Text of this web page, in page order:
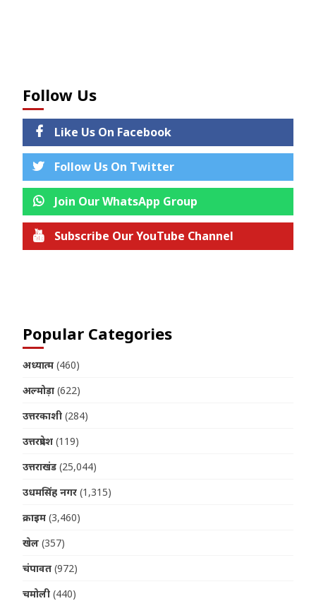
Follow Us
Like Us On Facebook
Follow Us On Twitter
Join Our WhatsApp Group
Subscribe Our YouTube Channel
Popular Categories
अध्यात्म (460)
अल्मोड़ा (622)
उत्तरकाशी (284)
उत्तरप्रदेश (119)
उत्तराखंड (25,044)
उधमसिंह नगर (1,315)
क्राइम (3,460)
खेल (357)
चंपावत (972)
चमोली (440)